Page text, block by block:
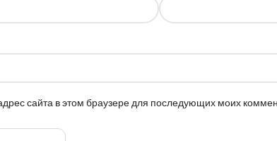
сайта в этом браузере для последующих моих